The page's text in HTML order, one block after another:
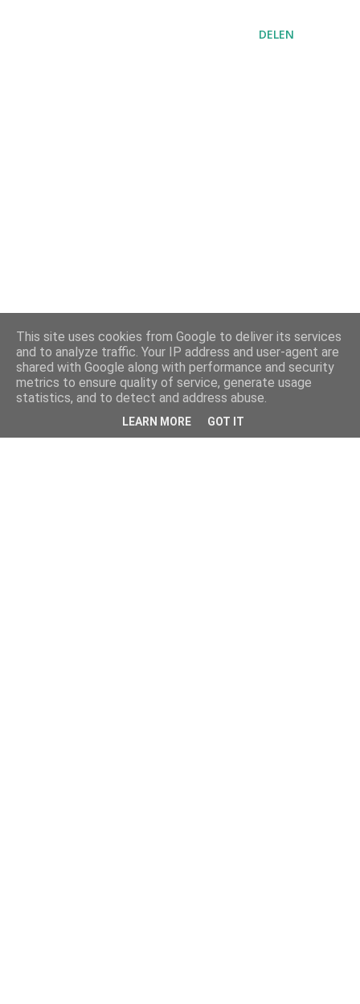
DELEN
This site uses cookies from Google to deliver its services
and to analyze traffic. Your IP address and user-agent are
shared with Google along with performance and security
metrics to ensure quality of service, generate usage
statistics, and to detect and address abuse.
LEARN MORE GOT IT